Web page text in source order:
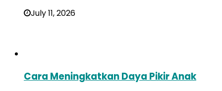
July 11, 2026
Cara Meningkatkan Daya Pikir Anak